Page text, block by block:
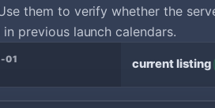
them to verify whether the
in previous launch calendars.
01 current listing